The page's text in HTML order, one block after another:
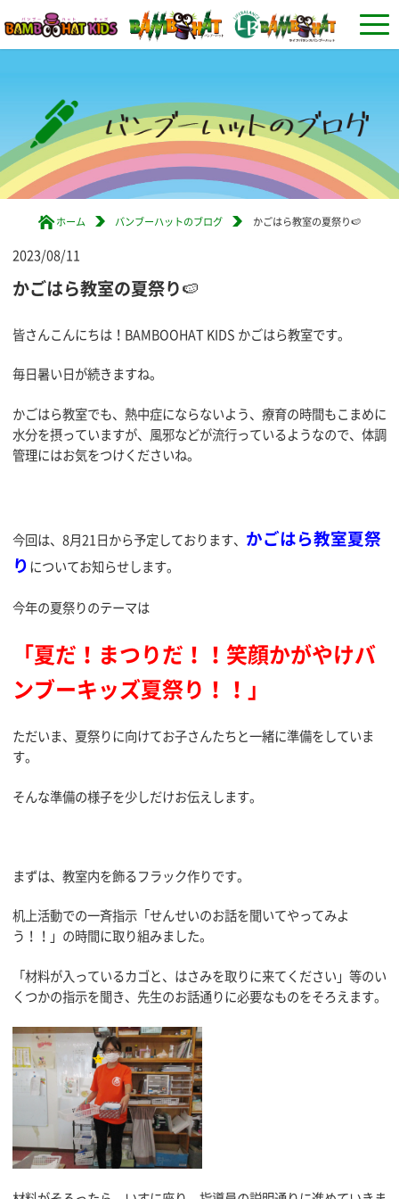
ホーム バンブーハットのブログ かごはら教室の夏祭り🍉
2023/08/11
かごはら教室の夏祭り🍉
皆さんこんにちは！BAMBOOHAT KIDS かごはら教室です。
毎日暑い日が続きますね。
かごはら教室でも、熱中症にならないよう、療育の時間もこまめに
水分を摂っていますが、風邪などが流行っているようなので、体調
管理にはお気をつけくださいね。
今回は、8月21日から予定しております、 かごはら教室夏祭
りについてお知らせします。
今年の夏祭りのテーマは
「夏だ！まつりだ！！笑顔かがやけバ
ンブーキッズ夏祭り！！」
ただいま、夏祭りに向けてお子さんたちと一緒に準備をしていま
す。
そんな準備の様子を少しだけお伝えします。
まずは、教室内を飾るフラック作りです。
机上活動での一斉指示「せんせいのお話を聞いてやってみよ
う！！」の時間に取り組みました。
「材料が入っているカゴと、はさみを取りに来てください」等のい
くつかの指示を聞き、先生のお話通りに必要なものをそろえます。